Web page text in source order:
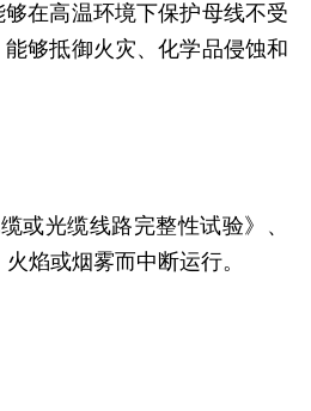
在高温环境下保护母线不受
够抵御火灾、化学品侵蚀和
或光缆线路完整性试验》、
焰或烟雾而中断运行。